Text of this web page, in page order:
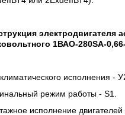
электродвигателя
1ВАО-280SA-
исполнения -
режим работы - S1.
исполнение двигателей